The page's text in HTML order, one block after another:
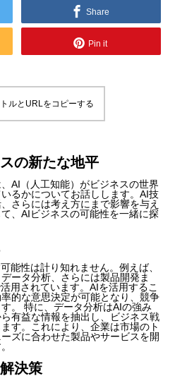
Share
Pin it
ルとURLをコピーする
の新たな地平
AI（人工知能）がビジネスの世界
るかについてお話しします。AI技
さらには考え方にまで影響を与え
、AIビジネスの可能性を一緒に探
能性は計り知れません。例えば、
ータ分析、さらには製品開発ま
用されています。AIを活用するこ
的な意思決定が可能となり、競争
。 特に、データ分析はAIの強み
有益な情報を抽出し、ビジネス戦
す。これにより、企業は市場のト
ズに合わせた製品やサービスを開
決策